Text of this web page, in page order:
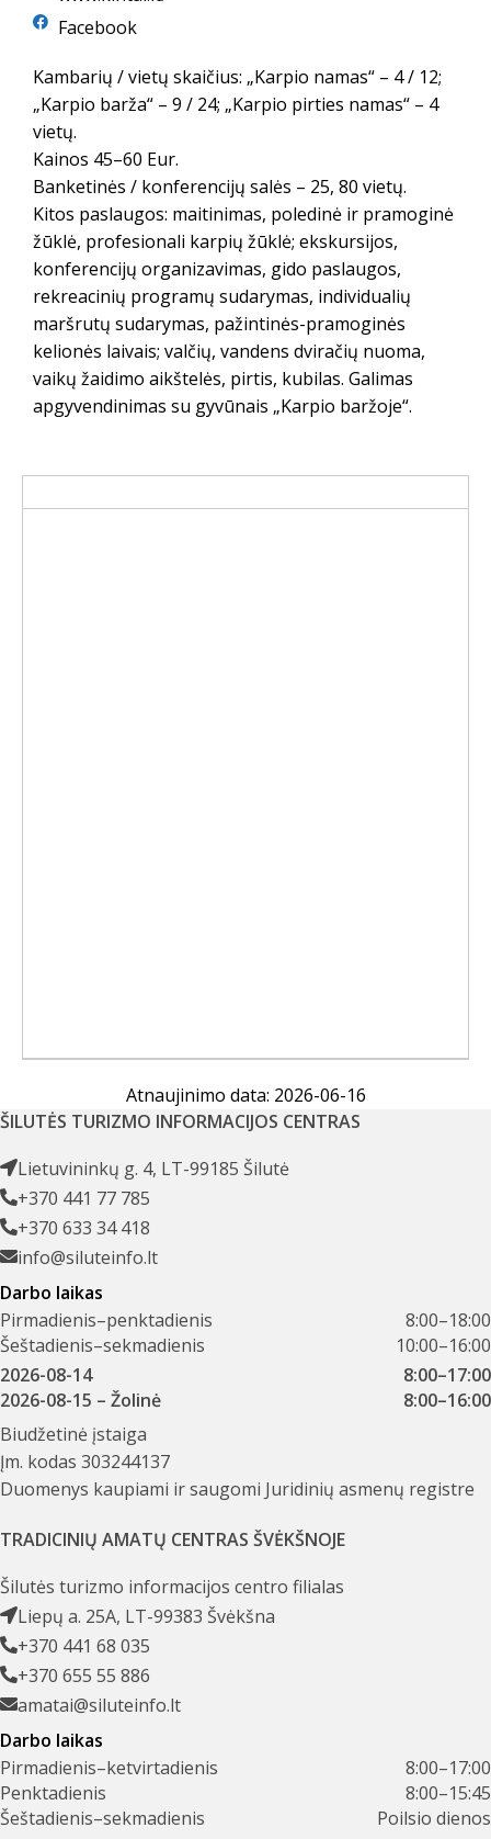
Facebook
Kambarių / vietų skaičius: „Karpio namas“ – 4 / 12;
„Karpio barža“ – 9 / 24; „Karpio pirties namas“ – 4
vietų.
Kainos 45–60 Eur.
Banketinės / konferencijų salės – 25, 80 vietų.
Kitos paslaugos: maitinimas, poledinė ir pramoginė
žūklė, profesionali karpių žūklė; ekskursijos,
konferencijų organizavimas, gido paslaugos,
rekreacinių programų sudarymas, individualių
maršrutų sudarymas, pažintinės-pramoginės
kelionės laivais; valčių, vandens dviračių nuoma,
vaikų žaidimo aikštelės, pirtis, kubilas. Galimas
apgyvendinimas su gyvūnais „Karpio baržoje“.
Atnaujinimo data: 2026-06-16
ŠILUTĖS TURIZMO INFORMACIJOS CENTRAS
Lietuvininkų g. 4, LT-99185 Šilutė
+370 441 77 785
+370 633 34 418
info@siluteinfo.lt
Darbo laikas
Pirmadienis–penktadienis
8:00–18:00
Šeštadienis–sekmadienis
10:00–16:00
2026-08-14
8:00–17:00
2026-08-15 – Žolinė
8:00–16:00
Biudžetinė įstaiga
Įm. kodas 303244137
Duomenys kaupiami ir saugomi Juridinių asmenų registre
TRADICINIŲ AMATŲ CENTRAS ŠVĖKŠNOJE
Šilutės turizmo informacijos centro filialas
Liepų a. 25A, LT-99383 Švėkšna
+370 441 68 035
+370 655 55 886
amatai@siluteinfo.lt
Darbo laikas
Pirmadienis–ketvirtadienis
8:00–17:00
Penktadienis
8:00–15:45
Šeštadienis–sekmadienis
Poilsio dienos